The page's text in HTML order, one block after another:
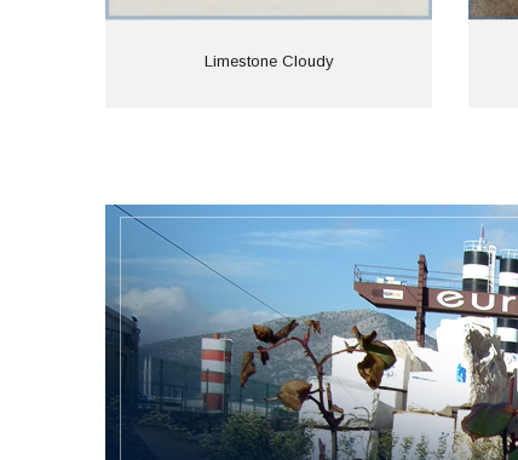
Limestone Cloudy